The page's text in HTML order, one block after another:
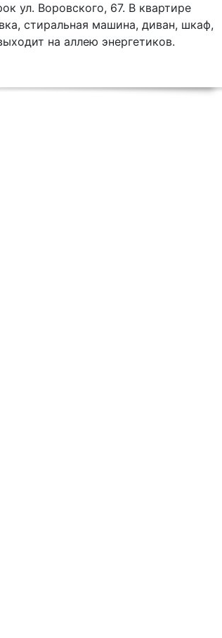
ул. Воровского, 67. В квартире
стиральная машина, диван, шкаф,
на аллею энергетиков.